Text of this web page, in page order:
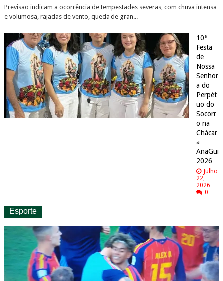
Previsão indicam a ocorrência de tempestades severas, com chuva intensa
e volumosa, rajadas de vento, queda de gran...
10ª
Festa
de
Nossa
Senhor
a do
Perpét
uo do
Socorr
o na
Chácar
a
AnaGui
2026
Julho
22,
2026
0
Esporte